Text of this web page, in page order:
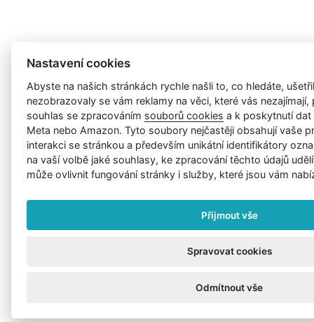
Nastavení cookies
Abyste na našich stránkách rychle našli to, co hledáte,
nezobrazovaly se vám reklamy na věci, které vás
souhlas se zpracováním souborů cookies a k poskytnutí
Meta nebo Amazon. Tyto soubory nejčastěji obsahují vaše
interakci se stránkou a především unikátní identifikátory
na vaší volbě jaké souhlasy, ke zpracování těchto údajů
může ovlivnit fungování stránky i služby, které jsou vám
Přijmout vše
Spravovat cookies
Odmítnout vše